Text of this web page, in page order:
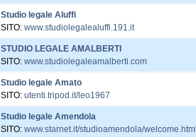
Studio legale Aluffi
SITO: www.studiolegalealuffi.191.it
STUDIO LEGALE AMALBERTI
SITO: www.studiolegaleamalberti.com
Studio legale Amato
SITO: utenti.tripod.it/leo1967
Studio legale Amendola
SITO: www.starnet.it/studioamendola/welcome.html